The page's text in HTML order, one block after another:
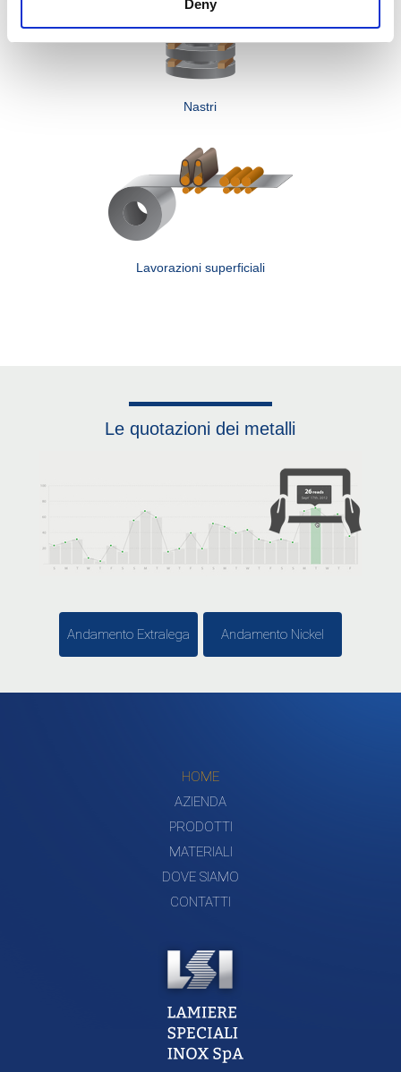
Deny
Nastri
Lavorazioni superficiali
Le quotazioni dei metalli
Andamento Extralega Andamento Nickel
HOME
AZIENDA
PRODOTTI
MATERIALI
DOVE SIAMO
CONTATTI